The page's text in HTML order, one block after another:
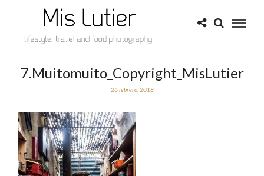
7.Muitomuito_Copyright_MisLutier
26 febrero, 2018